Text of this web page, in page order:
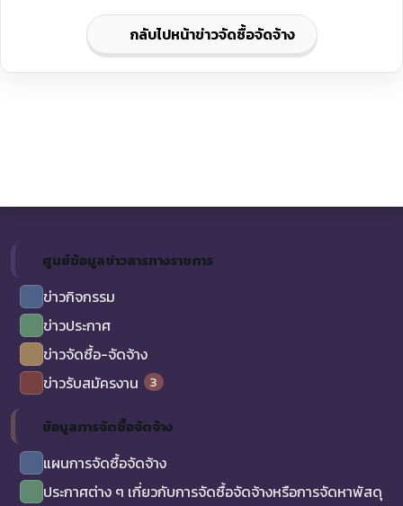
กลับไปหน้าข่าวจัดซื้อจัดจ้าง
ศูนย์ข้อมูลข่าวสารทางราชการ
ข่าวกิจกรรม
ข่าวประกาศ
ข่าวจัดซื้อ-จัดจ้าง
ข่าวรับสมัครงาน
3
ข้อมูลการจัดซื้อจัดจ้าง
แผนการจัดซื้อจัดจ้าง
ประกาศต่าง ๆ เกี่ยวกับการจัดซื้อจัดจ้างหรือการจัดหาพัสดุ